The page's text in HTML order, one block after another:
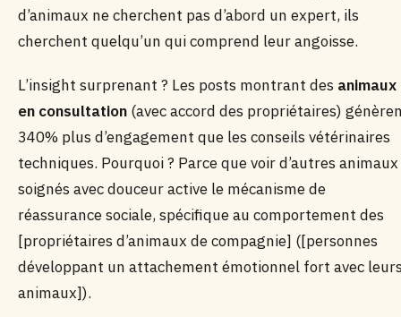
d’animaux ne cherchent pas d’abord un expert, ils
cherchent quelqu’un qui comprend leur angoisse.
L’insight surprenant ? Les posts montrant des animaux
en consultation (avec accord des propriétaires)
340% plus d’engagement que les conseils vétérinaires
techniques. Pourquoi ? Parce que voir d’autres animaux
soignés avec douceur active le mécanisme de
réassurance sociale, spécifique au comportement des
[propriétaires d’animaux de compagnie] ([personnes
développant un attachement émotionnel fort avec
animaux]).